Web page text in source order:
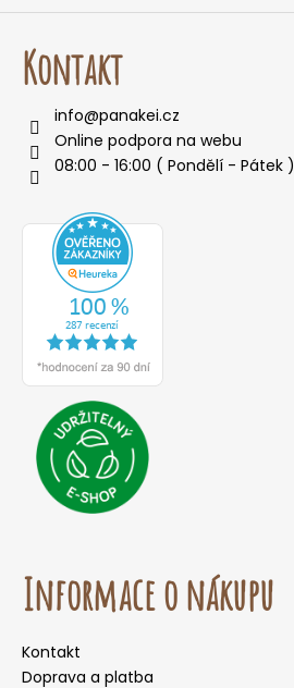
Kontakt
info@panakei.cz
Online podpora na webu
08:00 - 16:00 ( Pondělí - Pátek )
Informace o nákupu
Kontakt
Doprava a platba